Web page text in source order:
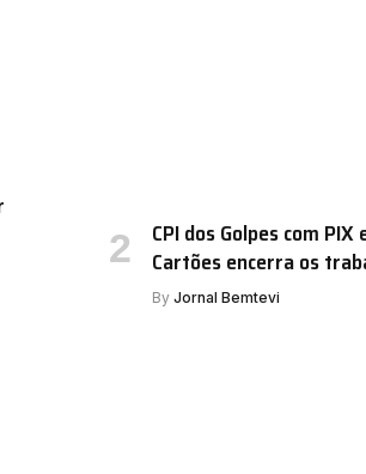
CPI dos Golpes com PIX
Cartões encerra os
By Jornal Bemtevi